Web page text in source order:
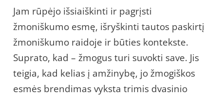
Jam rūpėjo išsiaiškinti ir pagrįsti
žmoniškumo esmę, išryškinti tautos paskirtį
žmoniškumo raidoje ir būties kontekste.
Suprato, kad – žmogus turi suvokti save. Jis
teigia, kad kelias į amžinybę, jo žmogiškos
esmės brendimas vyksta trimis dvasinio